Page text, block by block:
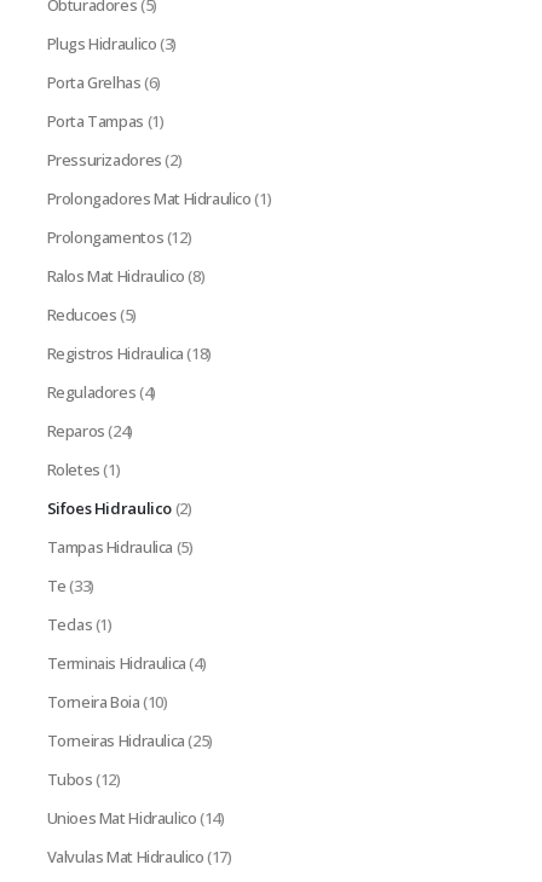
Plugs Hidraulico(3)
Porta Grelhas(6)
Porta Tampas (1)
Pressurizadores(2)
Prolongadores Mat Hidraulico(1)
Prolongamentos(12)
Ralos Mat Hidraulico(8)
Reducoes(5)
Registros Hidraulica(18)
Reguladores(4)
Reparos(24)
Roletes(1)
Sifoes Hidraulico(2)
Tampas Hidraulica (5)
Te(33)
Teclas(1)
Terminais Hidraulica(4)
Torneira Boia(10)
Torneiras Hidraulica(25)
Tubos(12)
Unioes Mat Hidraulico(14)
Valvulas Mat Hidraulico(17)